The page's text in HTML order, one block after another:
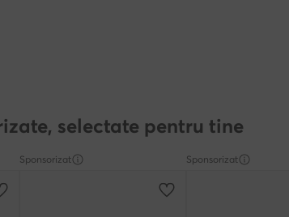
selectate pentru tine
Sponsorizat Sponsorizat